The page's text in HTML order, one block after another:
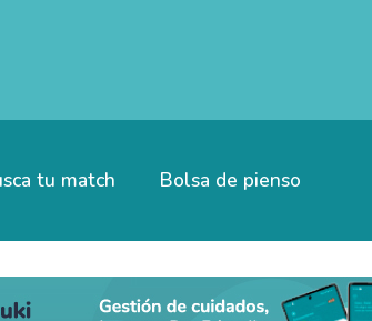
tu match Bolsa de pienso